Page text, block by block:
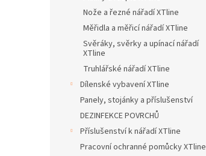
Nože a řezné nářadí XTline
Měřidla a měřicí nářadí XTline
Svěráky, svěrky a upínací nářadí
XTline
Truhlářské nářadí XTline
Dílenské vybavení XTline
Panely, stojánky a příslušenství
DEZINFEKCE POVRCHŮ
Příslušenství k nářadí XTline
Pracovní ochranné pomůcky XTline